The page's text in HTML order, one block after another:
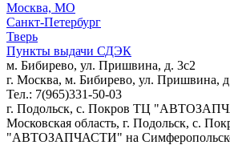
Москва, МО
Санкт-Петербург
Тверь
Пункты выдачи СДЭК
м. Бибирево, ул. Пришвина, д. 3с2
г. Москва, м. Бибирево, ул. Пришвина,
Тел.: 7(965)331-50-03
г. Подольск, c. Покров ТЦ
Московская область, г. Подольск, c.
"АВТОЗАПЧАСТИ" на